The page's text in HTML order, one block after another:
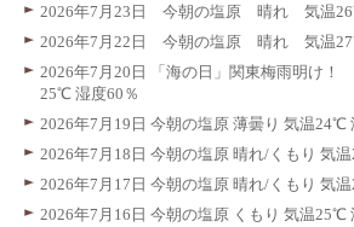
2026年7月23日 今朝の塩原 晴れ 気温
2026年7月22日 今朝の塩原 晴れ 気温
2026年7月20日 「海の日」関東梅雨明け
25℃ 湿度60％
2026年7月19日 今朝の塩原 薄曇り 気温24℃
2026年7月18日 今朝の塩原 晴れ/くもり 気
2026年7月17日 今朝の塩原 晴れ/くもり 気
2026年7月16日 今朝の塩原 くもり 気温25℃